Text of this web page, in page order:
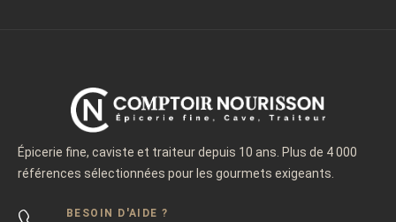
Épicerie fine, caviste et traiteur depuis 10 ans. Plus de 4 000
références sélectionnées pour les gourmets exigeants.
BESOIN D'AIDE ?